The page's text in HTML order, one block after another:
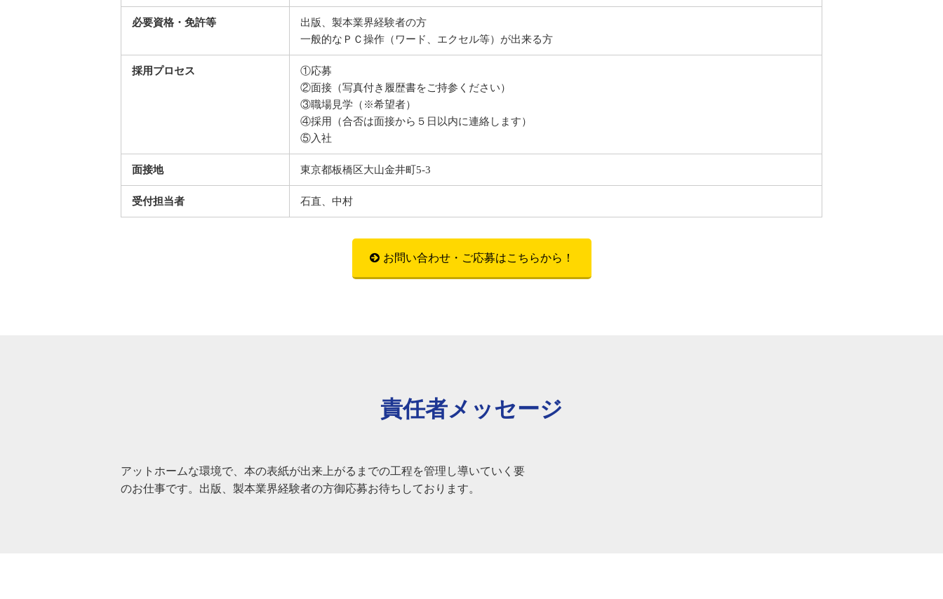
必要資格・免許等
出版、製本業界経験者の方
一般的なＰＣ操作（ワード、エクセル等）が出来る方
採用プロセス
①応募
②面接（写真付き履歴書をご持参ください）
③職場見学（※希望者）
④採用（合否は面接から５日以内に連絡します）
⑤入社
面接地 東京都板橋区大山金井町5-3
受付担当者 石直、中村
お問い合わせ・ご応募はこちらから！
責任者メッセージ
アットホームな環境で、本の表紙が出来上がるまでの工程を管理し導いていく要
のお仕事です。出版、製本業界経験者の方御応募お待ちしております。